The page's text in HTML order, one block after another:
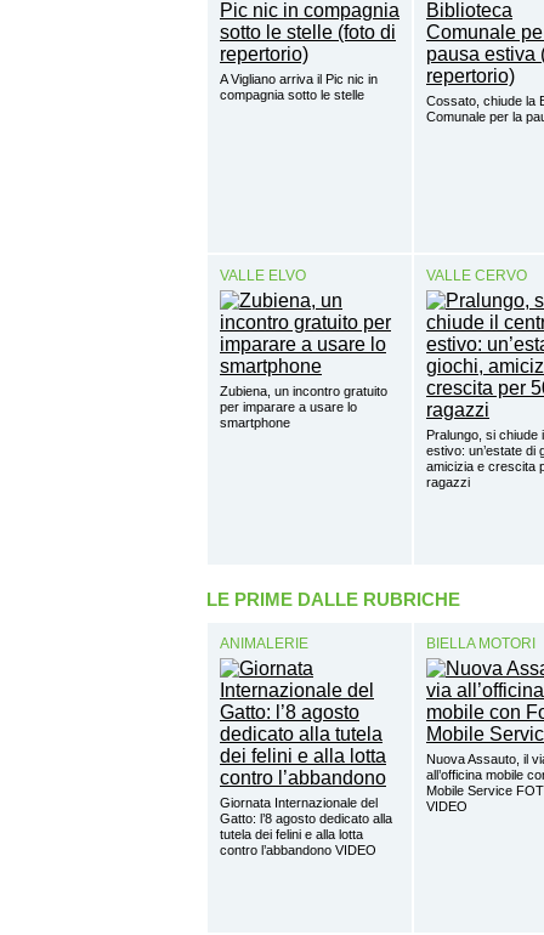
A Vigliano arriva il Pic nic in
compagnia sotto le stelle
Cossato, chiude la
Comunale per la
VALLE ELVO
Zubiena, un incontro gratuito
per imparare a usare lo
smartphone
VALLE CERVO
Pralungo, si chiude
estivo: un’estate di
amicizia e crescita
ragazzi
LE PRIME DALLE RUBRICHE
ANIMALERIE
Giornata Internazionale del
Gatto: l’8 agosto dedicato alla
tutela dei felini e alla lotta
contro l’abbandono VIDEO
BIELLA MOTORI
Nuova Assauto, il
all’officina mobile
Mobile Service
VIDEO